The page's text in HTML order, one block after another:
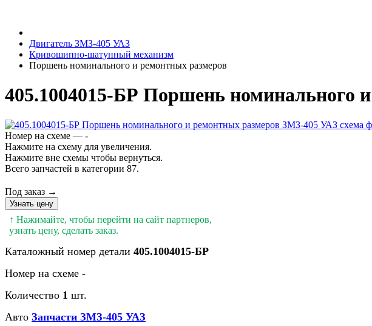
Двигатель ЗМЗ-405 УАЗ
Кривошипно-шатунный механизм
Поршень номинального и ремонтных размеров
405.1004015-БР Поршень номинального
Номер на схеме — -
Нажмите на схему для увеличения.
Нажмите вне схемы чтобы вернуться.
Всего запчастей в категории 87.
Под заказ →
Узнать цену
↑ Нажимайте, чтобы перейти на сайт партнеров,
узнать цену, сделать заказ.
Каталожный номер детали 405.1004015-БР
Номер на схеме -
Количество 1 шт.
Авто Запчасти ЗМЗ-405 УАЗ